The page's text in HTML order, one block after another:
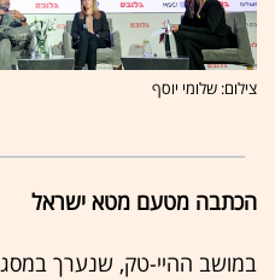
צילום: שלומי יוסף
הכתבה מטעם מטא ישראל
במושב ההיי-טק, שנערך